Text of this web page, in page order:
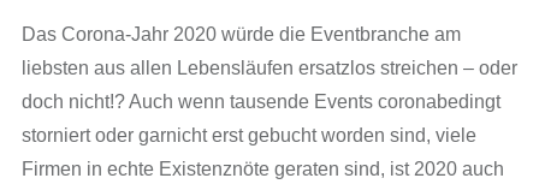
Das Corona-Jahr 2020 würde die Eventbranche am
liebsten aus allen Lebensläufen ersatzlos streichen – oder
doch nicht!? Auch wenn tausende Events coronabedingt
storniert oder garnicht erst gebucht worden sind, viele
Firmen in echte Existenznöte geraten sind, ist 2020 auch